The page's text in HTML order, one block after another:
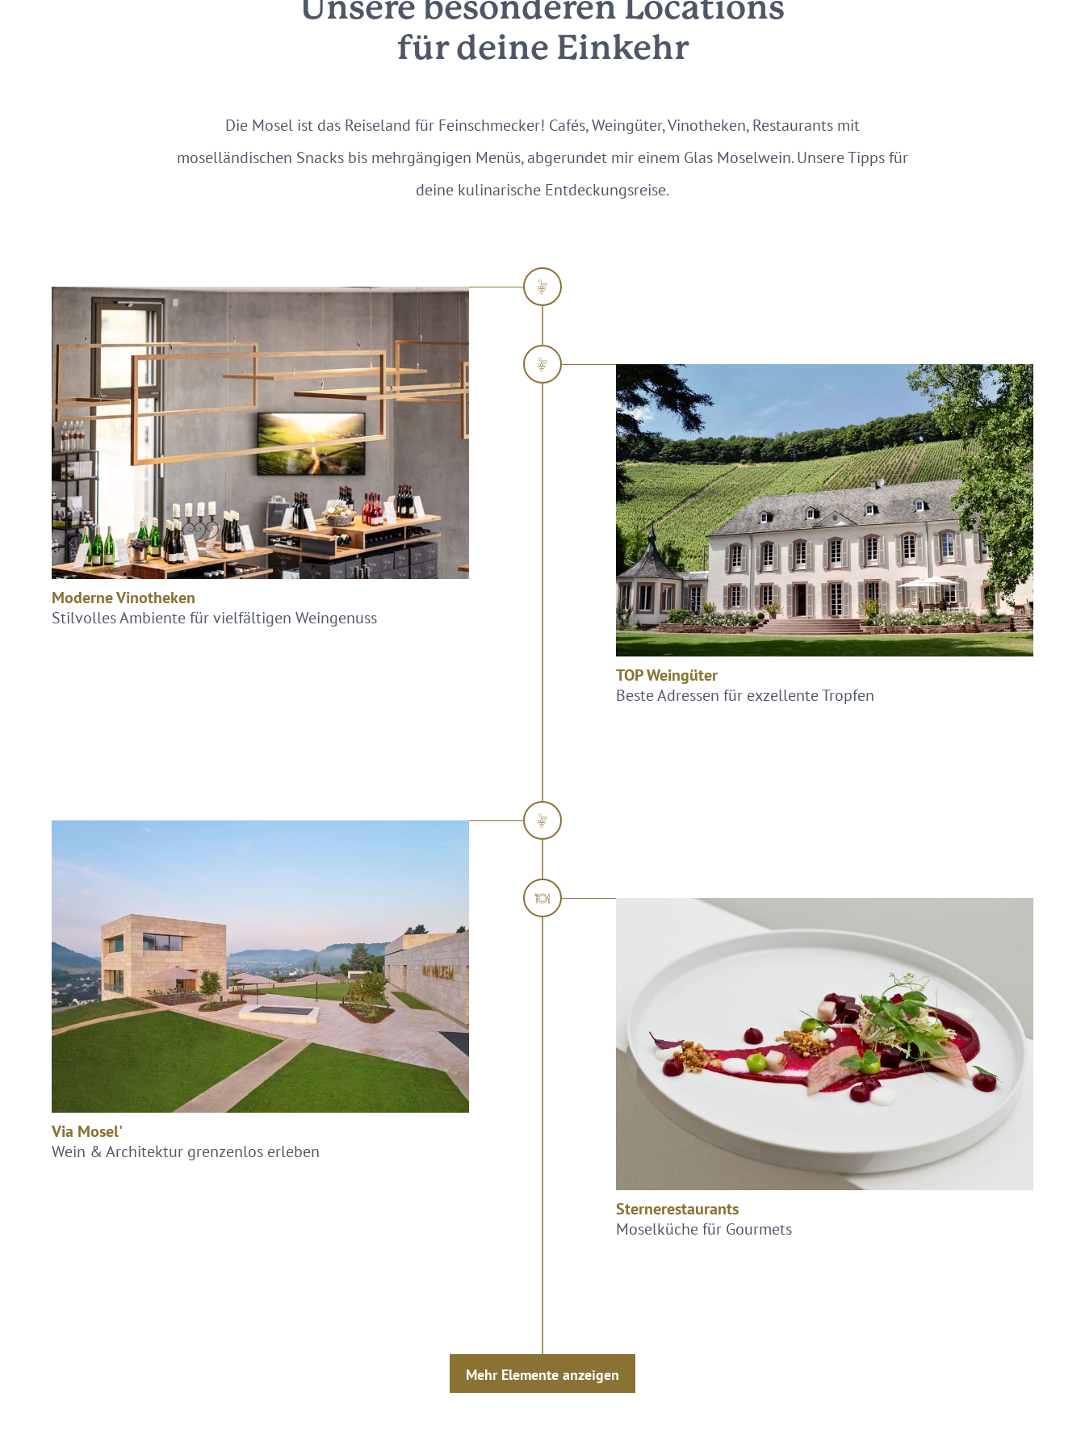
Unsere besonderen Locations
für deine Einkehr
Die Mosel ist das Reiseland für Feinschmecker! Cafés, Weingüter, Vinotheken, Restaurants mit
moselländischen Snacks bis mehrgängigen Menüs, abgerundet mir einem Glas Moselwein. Unsere Tipps für
deine kulinarische Entdeckungsreise.
Moderne Vinotheken
Stilvolles Ambiente für vielfältigen Weingenuss
TOP Weingüter
Beste Adressen für exzellente Tropfen
Via Mosel'
Wein & Architektur grenzenlos erleben
Sternerestaurants
Moselküche für Gourmets
Moderne
Moselküche
Regionales
aus
dem
Kochtopf
Cafés
Zufluchtsorte
für
süße
Pausen
Mehr Elemente anzeigen